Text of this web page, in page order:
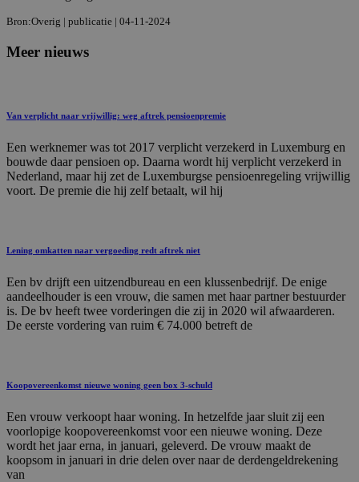
Bron:Overig | publicatie | 04-11-2024
Meer nieuws
Van verplicht naar vrijwillig: weg aftrek pensioenpremie
Een werknemer was tot 2017 verplicht verzekerd in Luxemburg en
bouwde daar pensioen op. Daarna wordt hij verplicht verzekerd in
Nederland, maar hij zet de Luxemburgse pensioenregeling vrijwillig
voort. De premie die hij zelf betaalt, wil hij
Lening omkatten naar vergoeding redt aftrek niet
Een bv drijft een uitzendbureau en een klussenbedrijf. De enige
aandeelhouder is een vrouw, die samen met haar partner bestuurder
is. De bv heeft twee vorderingen die zij in 2020 wil afwaarderen.
De eerste vordering van ruim € 74.000 betreft de
Koopovereenkomst nieuwe woning geen box 3-schuld
Een vrouw verkoopt haar woning. In hetzelfde jaar sluit zij een
voorlopige koopovereenkomst voor een nieuwe woning. Deze
wordt het jaar erna, in januari, geleverd. De vrouw maakt de
koopsom in januari in drie delen over naar de derdengeldrekening
van